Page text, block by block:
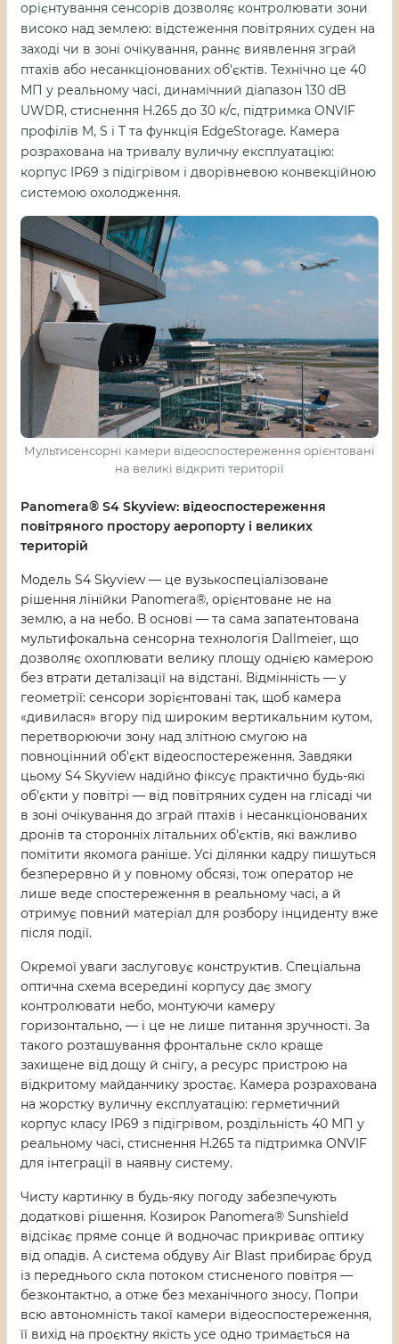
орієнтування сенсорів дозволяє контролювати зони
високо над землею: відстеження повітряних суден на
заході чи в зоні очікування, раннє виявлення зграй
птахів або несанкціонованих об'єктів. Технічно це 40
МП у реальному часі, динамічний діапазон 130 dB
UWDR, стиснення H.265 до 30 к/с, підтримка ONVIF
профілів M, S і T та функція EdgeStorage. Камера
розрахована на тривалу вуличну експлуатацію:
корпус IP69 з підігрівом і дворівневою конвекційною
системою охолодження.
Мультисенсорні камери відеоспостереження орієнтовані
на великі відкриті території
Panomera® S4 Skyview: відеоспостереження
повітряного простору аеропорту і великих
територій
Модель S4 Skyview — це вузькоспеціалізоване
рішення лінійки Panomera®, орієнтоване не на
землю, а на небо. В основі — та сама запатентована
мультифокальна сенсорна технологія Dallmeier, що
дозволяє охоплювати велику площу однією камерою
без втрати деталізації на відстані. Відмінність — у
геометрії: сенсори зорієнтовані так, щоб камера
«дивилася» вгору під широким вертикальним кутом,
перетворюючи зону над злітною смугою на
повноцінний об'єкт відеоспостереження. Завдяки
цьому S4 Skyview надійно фіксує практично будь-які
об'єкти у повітрі — від повітряних суден на глісаді чи
в зоні очікування до зграй птахів і несанкціонованих
дронів та сторонніх літальних об'єктів, які важливо
помітити якомога раніше. Усі ділянки кадру пишуться
безперервно й у повному обсязі, тож оператор не
лише веде спостереження в реальному часі, а й
отримує повний матеріал для розбору інциденту вже
після події.
Окремої уваги заслуговує конструктив. Спеціальна
оптична схема всередині корпусу дає змогу
контролювати небо, монтуючи камеру
горизонтально, — і це не лише питання зручності. За
такого розташування фронтальне скло краще
захищене від дощу й снігу, а ресурс пристрою на
відкритому майданчику зростає. Камера розрахована
на жорстку вуличну експлуатацію: герметичний
корпус класу IP69 з підігрівом, роздільність 40 МП у
реальному часі, стиснення H.265 та підтримка ONVIF
для інтеграції в наявну систему.
Чисту картинку в будь-яку погоду забезпечують
додаткові рішення. Козирок Panomera® Sunshield
відсікає пряме сонце й водночас прикриває оптику
від опадів. А система обдуву Air Blast прибирає бруд
із переднього скла потоком стисненого повітря —
безконтактно, а отже без механічного зносу. Попри
всю автономність такої камери відеоспостереження,
її вихід на проєктну якість усе одно тримається на